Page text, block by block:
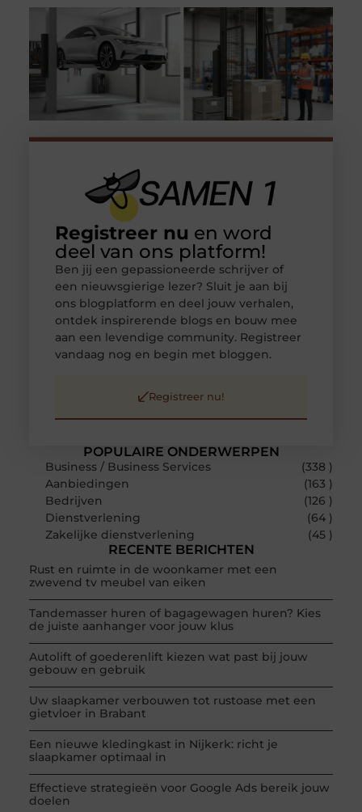
POPULAIRE ONDERWERPEN
Business / Business Services
(338 )
Aanbiedingen
(163 )
Bedrijven
(126 )
Dienstverlening
(64 )
Zakelijke dienstverlening
(45 )
RECENTE BERICHTEN
Rust en ruimte in de woonkamer met een
zwevend tv meubel van eiken
Tandemasser huren of bagagewagen huren? Kies
de juiste aanhanger voor jouw klus
Autolift of goederenlift kiezen wat past bij jouw
gebouw en gebruik
Uw slaapkamer verbouwen tot rustoase met een
gietvloer in Brabant
Een nieuwe kledingkast in Nijkerk: richt je
slaapkamer optimaal in
Effectieve strategieën voor Google Ads bereik jouw
doelen
Registreer nu en word
deel van ons platform!
Ben jij een gepassioneerde schrijver of
een nieuwsgierige lezer? Sluit je aan bij
ons blogplatform en deel jouw verhalen,
ontdek inspirerende blogs en bouw mee
aan een levendige community. Registreer
vandaag nog en begin met bloggen.
Registreer nu!